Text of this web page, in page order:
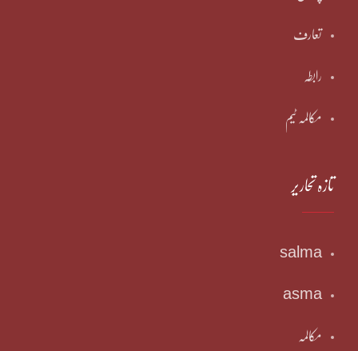
تعارف
رابطہ
مکالمہ ٹیم
تازہ تحاریر
salma
asma
مکالمہ